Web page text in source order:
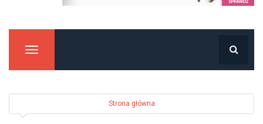
Manu
Strona główna